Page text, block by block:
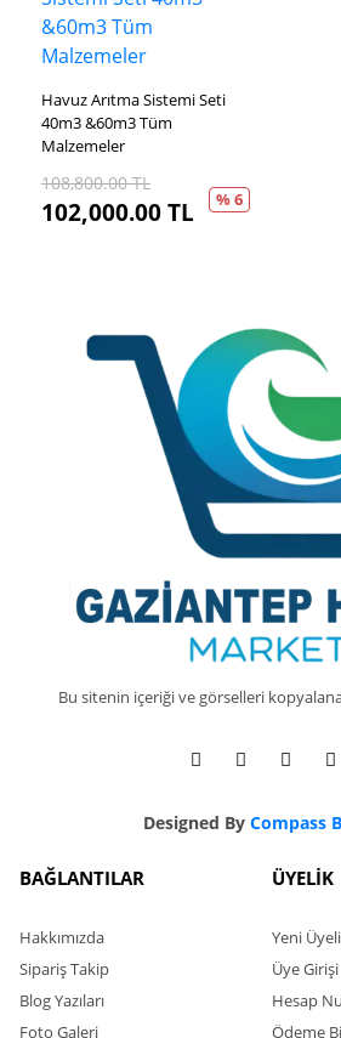
Havuz Arıtma Sistemi Seti
40m3 &60m3 Tüm
Malzemeler
108,800.00TL
102,000.00TL % 6
Bu sitenin içeriği ve görselleri
Designed ByCompass
BAĞLANTILAR
Hakkımızda
Sipariş Takip
Blog Yazıları
Foto Galeri
ÜYELİK
Yeni
Üye Girişi
Hesap
Ödeme